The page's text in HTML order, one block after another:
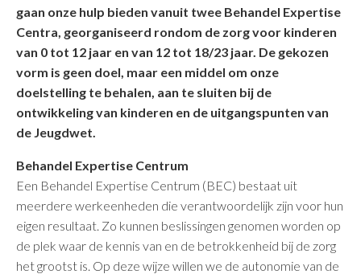
gaan onze hulp bieden vanuit twee Behandel Expertise
Centra, georganiseerd rondom de zorg voor kinderen
van 0 tot 12 jaar en van 12 tot 18/23 jaar. De gekozen
vorm is geen doel, maar een middel om onze
doelstelling te behalen, aan te sluiten bij de
ontwikkeling van kinderen en de uitgangspunten van
de Jeugdwet.
Behandel Expertise Centrum
Een Behandel Expertise Centrum (BEC) bestaat uit
meerdere werkeenheden die verantwoordelijk zijn voor hun
eigen resultaat. Zo kunnen beslissingen genomen worden op
de plek waar de kennis van en de betrokkenheid bij de zorg
het grootst is. Op deze wijze willen we de autonomie van de